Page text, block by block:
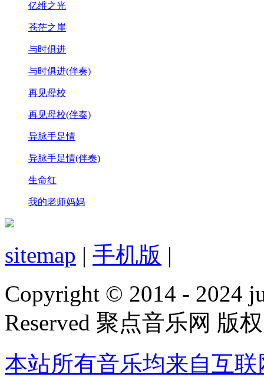
亿维之光
苍茫之崖
与时俱进
与时俱进(伴奏)
再见母校
再见母校(伴奏)
异脉手足情
异脉手足情(伴奏)
生命红
我的老师妈妈
sitemap | 手机版 |
Copyright © 2014 - 2024
Reserved 聚点音乐网 版
本站所有音乐均来自互